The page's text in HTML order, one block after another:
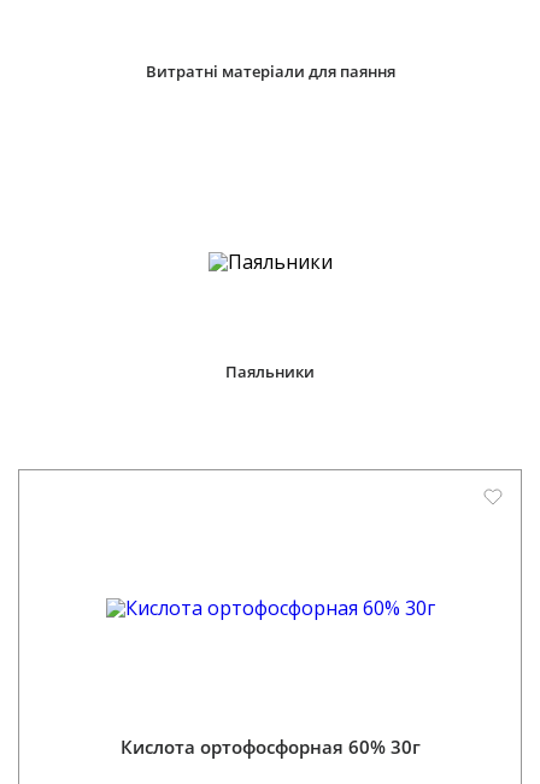
Витратні матеріали для паяння
Паяльники
Кислота ортофосфорная 60% 30г